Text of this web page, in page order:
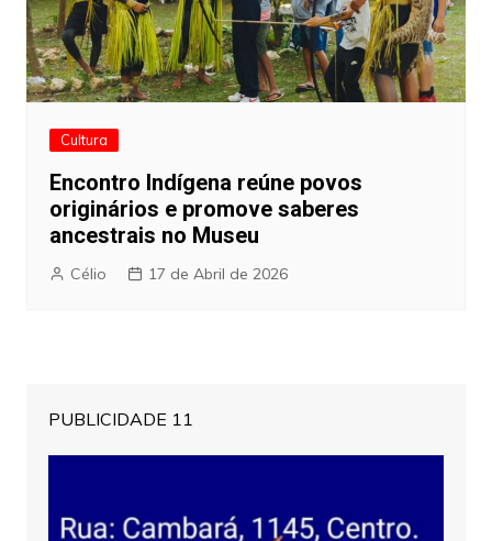
Cultura
Encontro Indígena reúne povos
originários e promove saberes
ancestrais no Museu
Célio 17 de Abril de 2026
PUBLICIDADE 11